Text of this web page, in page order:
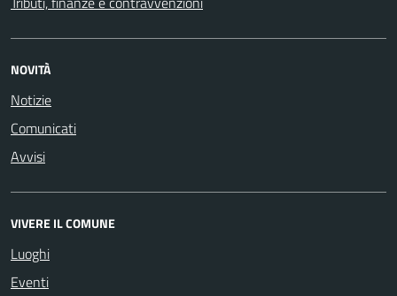
NOVITÀ
Notizie
Comunicati
Avvisi
VIVERE IL COMUNE
Luoghi
Eventi